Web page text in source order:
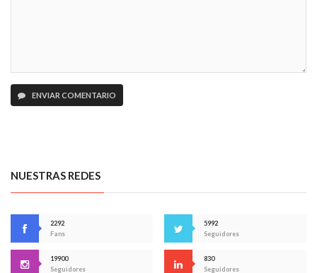
ENVIAR COMENTARIO
NUESTRAS REDES
2292
Fans
5992
Seguidores
19900
Seguidores
830
Seguidores